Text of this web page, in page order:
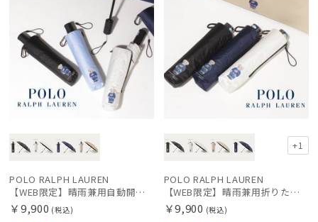
カラー
価格・割引率
在庫表示
販売状況
人気順
売上点数順
お気に入り
POLO RALPH LAUREN
【WEB限定】晴雨兼用自動開閉日傘 ポロ ラルフ ローレン（POLO RALPH LAUREN）ベア 遮光100 UV100 ワンタッチ開閉
￥9,900 (税込)
+1
POLO RALPH LAUREN
【WEB限定】晴雨兼用折りたたみ日傘 ポロ ラルフ ローレン（POLO RALPH LAUREN）ベア 遮光100 UV100
￥9,900 (税込)